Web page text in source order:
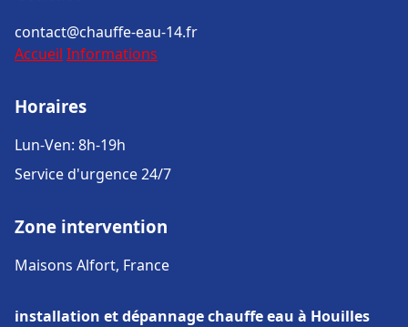
contact@chauffe-eau-14.fr
Accueil Informations
Horaires
Lun-Ven: 8h-19h
Service d'urgence 24/7
Zone intervention
Maisons Alfort, France
installation et dépannage chauffe eau à Houilles